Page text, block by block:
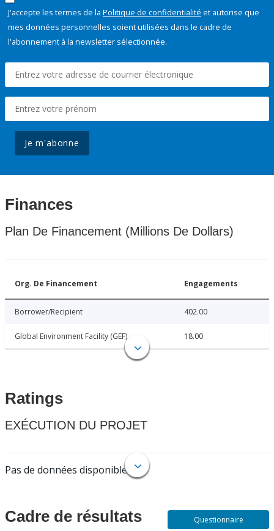
J'accepte les termes de la Politique de confidentialité et autorise que
mes données personnelles soient utilisées dans le cadre de
l'abonnement à la newsletter sélectionnée.
Je m'abonne
Finances
Plan De Financement (Millions De Dollars)
Org. De Financement Engagements
Borrower/Recipient 402.00
Global Environment Facility (GEF) 18.00
Ratings
EXÉCUTION DU PROJET
Pas de données disponibles.
Cadre de résultats Questionnaire